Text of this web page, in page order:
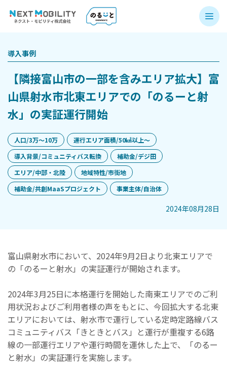
導入事例
【隣接富山市の一部を含みエリア拡大】富
山県射水市北東エリアでの「のるーと射
水」の実証運行開始
人口/3万〜10万
運行エリア面積/50㎢以上〜
導入背景/コミュニティバス転換
補助金/デジ田
エリア/中部・北陸
地域特性/市街地
補助金/共創MaaSプロジェクト
事業主体/自治体
2024年08月28日
富山県射水市において、2024年9月2日より北東エリアで
の「のるーと射水」の実証運行が開始されます。
2024年3月25日に本格運行を開始した南東エリアでのご利
用状況およびご利用者様の声をもとに、今回拡大する北東
エリアにおいては、射水市で運行している定時定路線バス
コミュニティバス「きときとバス」と運行が重複する6路
線の一部運行エリアや運行時間を運休した上で、「のるー
と射水」の実証運行を実施します。